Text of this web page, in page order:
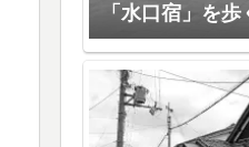
「水口宿」を歩